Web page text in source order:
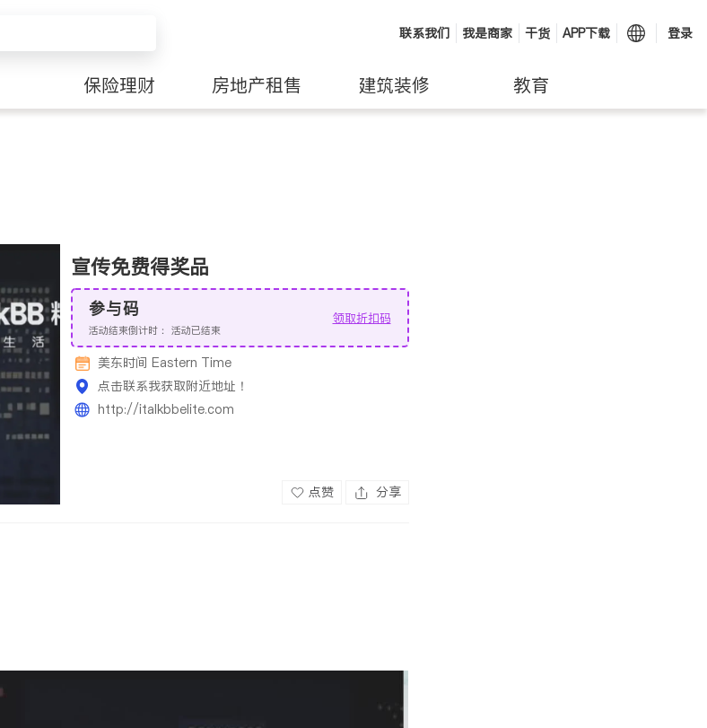
联系我们 我是商家 干货 APP下载 登录
保险理财 房地产租售 建筑装修 教育
宣传免费得奖品
参与码
活动结束倒计时： 活动已结束
领取折扣码
美东时间 Eastern Time
点击联系我获取附近地址！
http://italkbbelite.com
点赞 分享